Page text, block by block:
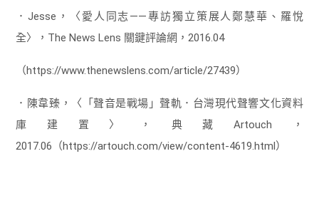
．Jesse，〈愛人同志——專訪獨立策展人鄭慧華、羅悅
全〉，The News Lens 關鍵評論網，2016.04
（https://www.thenewslens.com/article/27439）
．陳韋臻，〈「聲音是戰場」聲軌．台灣現代聲響文化資料
庫建置〉，典藏Artouch，
2017.06（https://artouch.com/view/content-4619.html）